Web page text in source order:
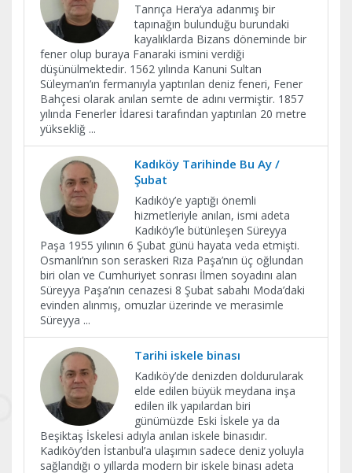
Tanrıça Hera’ya adanmış bir
tapınağın bulunduğu burundaki
kayalıklarda Bizans döneminde bir
fener olup buraya Fanaraki ismini verdiği
düşünülmektedir. 1562 yılında Kanuni Sultan
Süleyman’ın fermanıyla yaptırılan deniz feneri, Fener
Bahçesi olarak anılan semte de adını vermiştir. 1857
yılında Fenerler İdaresi tarafından yaptırılan 20 metre
yüksekliğ ...
Kadıköy Tarihinde Bu Ay /
Şubat
Kadıköy’e yaptığı önemli
hizmetleriyle anılan, ismi adeta
Kadıköy’le bütünleşen Süreyya
Paşa 1955 yılının 6 Şubat günü hayata veda etmişti.
Osmanlı’nın son seraskeri Rıza Paşa’nın üç oğlundan
biri olan ve Cumhuriyet sonrası İlmen soyadını alan
Süreyya Paşa’nın cenazesi 8 Şubat sabahı Moda’daki
evinden alınmış, omuzlar üzerinde ve merasimle
Süreyya ...
Tarihi iskele binası
Kadıköy’de denizden doldurularak
elde edilen büyük meydana inşa
edilen ilk yapılardan biri
günümüzde Eski İskele ya da
Beşiktaş İskelesi adıyla anılan iskele binasıdır.
Kadıköy’den İstanbul’a ulaşımın sadece deniz yoluyla
sağlandığı o yıllarda modern bir iskele binası adeta